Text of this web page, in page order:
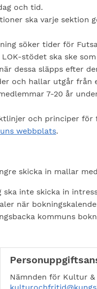
och tid.
ska varje sektion
söker tider för
stödet ska ske
dessa släpps efter
och hallar utgår från
7-20 år
och principer för
webbplats.
skicka in mallar
inte skicka in
när
kommuns
Nämnden för Kultur